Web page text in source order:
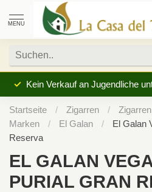
MENU
Kein Verkauf an Jugendliche
Startseite / Zigarren /
Marken
/ El Galan /
El Galan
Reserva
EL GALAN
PURIAL GRAN